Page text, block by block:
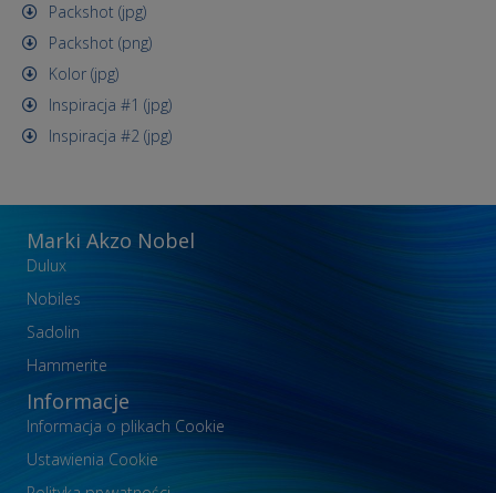
Packshot (jpg)
Packshot (png)
Kolor (jpg)
Inspiracja #1 (jpg)
Inspiracja #2 (jpg)
Marki Akzo Nobel
Dulux
Nobiles
Sadolin
Hammerite
Informacje
Informacja o plikach Cookie
Ustawienia Cookie